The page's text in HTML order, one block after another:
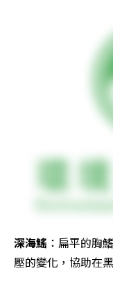
深海鰩 ：扁平的胸
壓的變化，協助在